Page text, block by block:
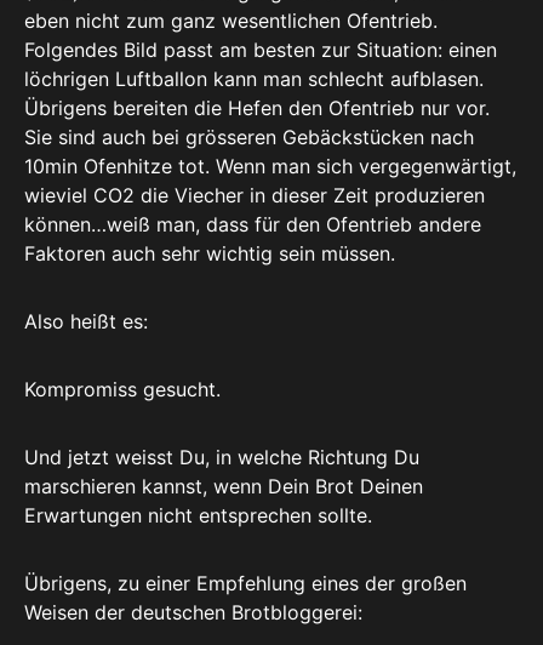
eben nicht zum ganz wesentlichen Ofentrieb.
Folgendes Bild passt am besten zur Situation: einen
löchrigen Luftballon kann man schlecht aufblasen.
Übrigens bereiten die Hefen den Ofentrieb nur vor.
Sie sind auch bei grösseren Gebäckstücken nach
10min Ofenhitze tot. Wenn man sich vergegenwärtigt,
wieviel CO2 die Viecher in dieser Zeit produzieren
können…weiß man, dass für den Ofentrieb andere
Faktoren auch sehr wichtig sein müssen.
Also heißt es:
Kompromiss gesucht.
Und jetzt weisst Du, in welche Richtung Du
marschieren kannst, wenn Dein Brot Deinen
Erwartungen nicht entsprechen sollte.
Übrigens, zu einer Empfehlung eines der großen
Weisen der deutschen Brotbloggerei: